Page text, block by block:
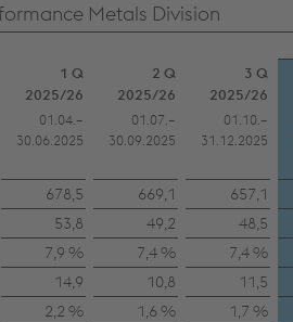
Metals Division
1 Q
2025/26
2 Q
2025/26
3 Q
2025/26
01.04.–
30.06.2025
01.07.–
30.09.2025
01.10.–
31.12.2025
678,5 669,1 657,1
53,8 49,2 48,5
7,9 % 7,4 % 7,4 %
14,9 10,8 11,5
2,2 % 1,6 % 1,7 %